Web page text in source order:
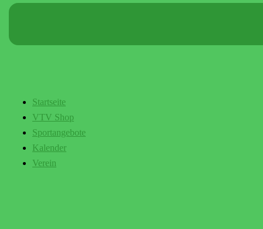
Startseite
VTV Shop
Sportangebote
Kalender
Verein